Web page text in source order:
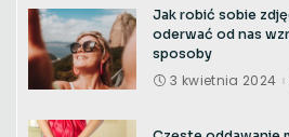
Jak robić sobie
oderwać od nas
sposoby
3 kwietnia 2024